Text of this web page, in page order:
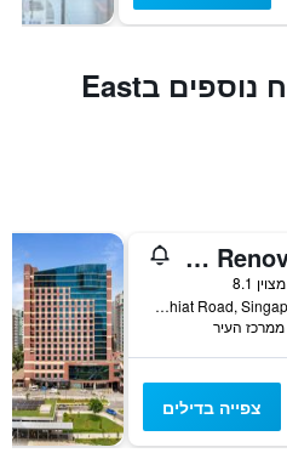
מקומות לינה ואירוח נוספים בEast
Hotel Sakura by Venue - Newly Renovated
מצוין 8.1
181 Joo Chiat Road, Singapore, סינגפור
צפייה בדילים